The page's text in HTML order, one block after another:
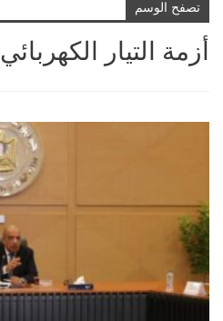
تصفح الوسم
أزمة التيار الكهربائي